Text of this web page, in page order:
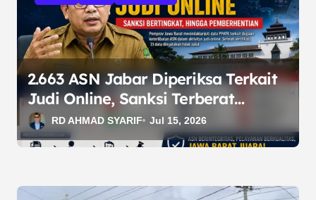
o
s
2.663 ASN Jabar Diperiksa Terkait
Judi Online, Sanksi Terberat
Berujung Pemberhentian
RD AHMAD SYARIF Jul 15, 2026